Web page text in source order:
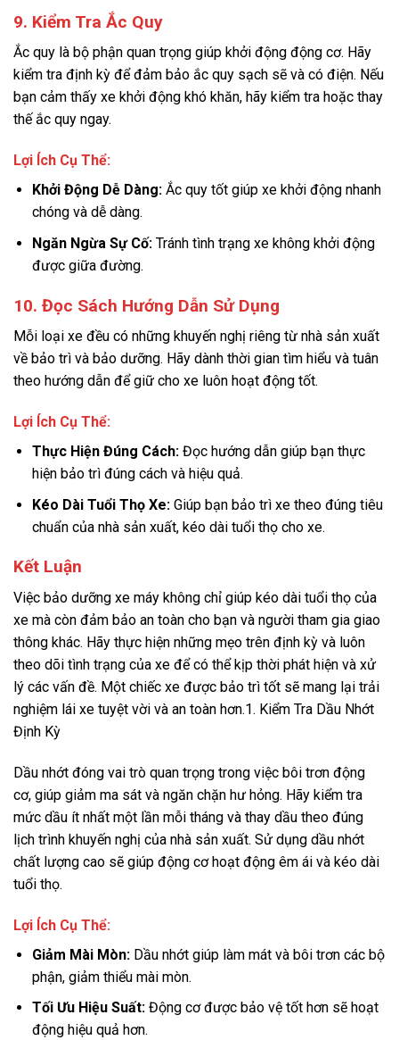
9. Kiểm Tra Ắc Quy
Ắc quy là bộ phận quan trọng giúp khởi động động cơ. Hãy
kiểm tra định kỳ để đảm bảo ắc quy sạch sẽ và có điện. Nếu
bạn cảm thấy xe khởi động khó khăn, hãy kiểm tra hoặc thay
thế ắc quy ngay.
Lợi Ích Cụ Thể:
Khởi Động Dễ Dàng:Ắc quy tốt giúp xe khởi động nhanh
chóng và dễ dàng.
Ngăn Ngừa Sự Cố:Tránh tình trạng xe không khởi động
được giữa đường.
10. Đọc Sách Hướng Dẫn Sử Dụng
Mỗi loại xe đều có những khuyến nghị riêng từ nhà sản xuất
về bảo trì và bảo dưỡng. Hãy dành thời gian tìm hiểu và tuân
theo hướng dẫn để giữ cho xe luôn hoạt động tốt.
Lợi Ích Cụ Thể:
Thực Hiện Đúng Cách:Đọc hướng dẫn giúp bạn thực
hiện bảo trì đúng cách và hiệu quả.
Kéo Dài Tuổi Thọ Xe:Giúp bạn bảo trì xe theo đúng tiêu
chuẩn của nhà sản xuất, kéo dài tuổi thọ cho xe.
Kết Luận
Việc bảo dưỡng xe máy không chỉ giúp kéo dài tuổi thọ của
xe mà còn đảm bảo an toàn cho bạn và người tham gia giao
thông khác. Hãy thực hiện những mẹo trên định kỳ và luôn
theo dõi tình trạng của xe để có thể kịp thời phát hiện và xử
lý các vấn đề. Một chiếc xe được bảo trì tốt sẽ mang lại trải
nghiệm lái xe tuyệt vời và an toàn hơn.1. Kiểm Tra Dầu Nhớt
Định Kỳ
Dầu nhớt đóng vai trò quan trọng trong việc bôi trơn động
cơ, giúp giảm ma sát và ngăn chặn hư hỏng. Hãy kiểm tra
mức dầu ít nhất một lần mỗi tháng và thay dầu theo đúng
lịch trình khuyến nghị của nhà sản xuất. Sử dụng dầu nhớt
chất lượng cao sẽ giúp động cơ hoạt động êm ái và kéo dài
tuổi thọ.
Lợi Ích Cụ Thể:
Giảm Mài Mòn:Dầu nhớt giúp làm mát và bôi trơn các bộ
phận, giảm thiểu mài mòn.
Tối Ưu Hiệu Suất:Động cơ được bảo vệ tốt hơn sẽ hoạt
động hiệu quả hơn.